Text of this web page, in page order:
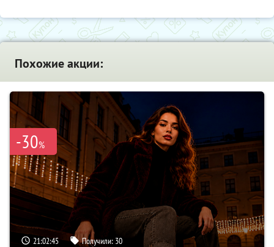
Похожие акции:
-30%
21:02:44 Получили: 30